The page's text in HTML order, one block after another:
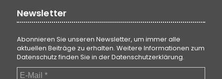
Newsletter
Abonnieren Sie unseren Newsletter, um immer alle
aktuellen Beiträge zu erhalten. Weitere Informationen zum
Datenschutz finden Sie in derDatenschutzerklärung.